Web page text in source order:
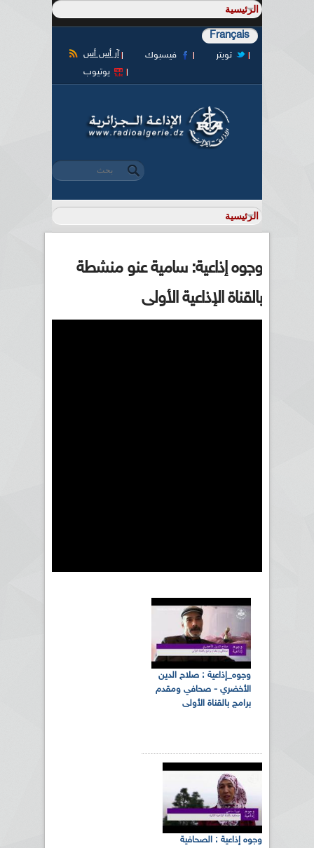
Français
آر أس أس فيسبوك
تويتر
يوتيوب
استمارة البحث
‏بحث ‏
وجوه إذاعية: سامية عنو منشطة
بالقناة الإذاعية الأولى
وجوه_إذاعية : صلاح الدين
الأخضري - صحافي ومقدم
برامج بالقناة الأولى
وجوه إذاعية : الصحافية